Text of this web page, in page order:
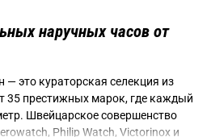
наручных часов от
это кураторская селекция из
35 престижных марок, где каждый
Швейцарское совершенство
Philip Watch, Victorinox и